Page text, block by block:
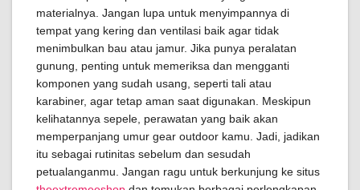
materialnya. Jangan lupa untuk menyimpannya di
tempat yang kering dan ventilasi baik agar tidak
menimbulkan bau atau jamur. Jika punya peralatan
gunung, penting untuk memeriksa dan mengganti
komponen yang sudah usang, seperti tali atau
karabiner, agar tetap aman saat digunakan. Meskipun
kelihatannya sepele, perawatan yang baik akan
memperpanjang umur gear outdoor kamu. Jadi, jadikan
itu sebagai rutinitas sebelum dan sesudah
petualanganmu. Jangan ragu untuk berkunjung ke situs